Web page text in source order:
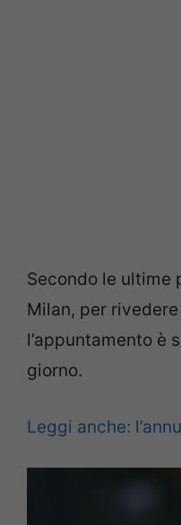
Secondo le ultime
Milan, per
l’appuntamento è
giorno.
Leggi anche: